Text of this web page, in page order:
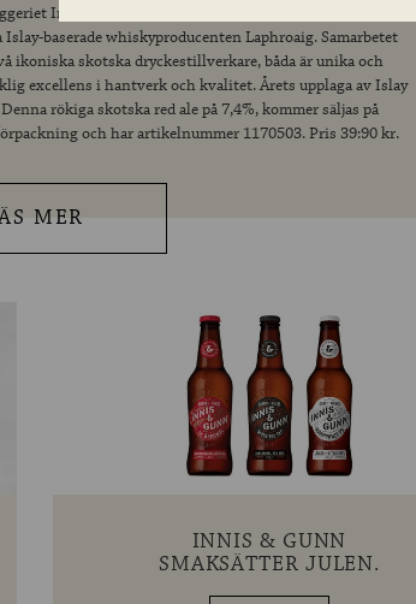
Innis & Gunn återigen succén från förra året - Islay
baserade whiskyproducenten Laphroaig. Samarbetet
ikoniska skotska dryckestillverkare, båda är unika och
excellens i hantverk och kvalitet. Årets upplaga av Islay
rökiga skotska red ale på 7,4%, kommer säljas på
och har artikelnummer 1170503. Pris 39:90 kr.
MER
INNIS & GUNN
SMAKSÄTTER JULEN.